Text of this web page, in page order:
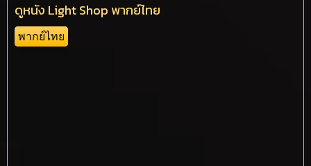
ดูหนัง Light Shop พากย์ไทย
พากย์ไทย